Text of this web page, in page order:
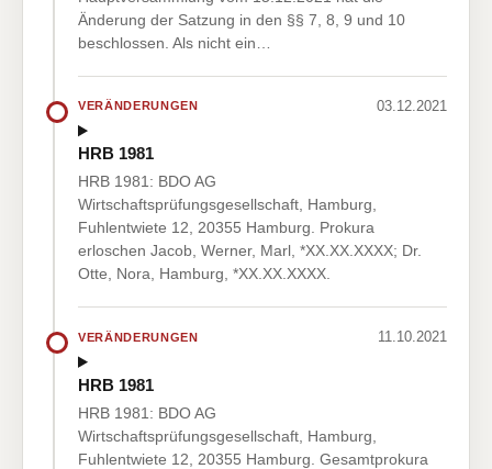
Änderung der Satzung in den §§ 7, 8, 9 und 10
beschlossen. Als nicht ein…
VERÄNDERUNGEN 03.12.2021
HRB 1981
HRB 1981: BDO AG
Wirtschaftsprüfungsgesellschaft, Hamburg,
Fuhlentwiete 12, 20355 Hamburg. Prokura
erloschen Jacob, Werner, Marl, *XX.XX.XXXX; Dr.
Otte, Nora, Hamburg, *XX.XX.XXXX.
VERÄNDERUNGEN 11.10.2021
HRB 1981
HRB 1981: BDO AG
Wirtschaftsprüfungsgesellschaft, Hamburg,
Fuhlentwiete 12, 20355 Hamburg. Gesamtprokura